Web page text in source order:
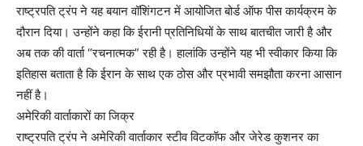
राष्ट्रपति ट्रंप ने यह बयान वॉशिंगटन में आयोजित बोर्ड ऑफ पीस कार्यक्रम के
दौरान दिया। उन्होंने कहा कि ईरानी प्रतिनिधियों के साथ बातचीत जारी है और
अब तक की वार्ता “रचनात्मक” रही है। हालांकि उन्होंने यह भी स्वीकार किया कि
इतिहास बताता है कि ईरान के साथ एक ठोस और प्रभावी समझौता करना आसान
नहीं है।
अमेरिकी वार्ताकारों का जिक्र
राष्ट्रपति ट्रंप ने अमेरिकी वार्ताकार स्टीव विटकॉफ और जेरेड कुशनर का